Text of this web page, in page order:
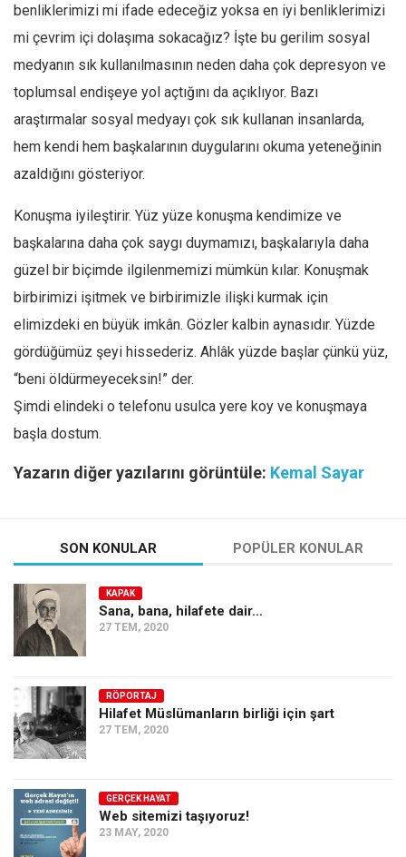
benliklerimizi mi ifade edeceğiz yoksa en iyi benliklerimizi
mi çevrim içi dolaşıma sokacağız? İşte bu gerilim sosyal
medyanın sık kullanılmasının neden daha çok depresyon ve
toplumsal endişeye yol açtığını da açıklıyor. Bazı
araştırmalar sosyal medyayı çok sık kullanan insanlarda,
hem kendi hem başkalarının duygularını okuma yeteneğinin
azaldığını gösteriyor.
Konuşma iyileştirir. Yüz yüze konuşma kendimize ve
başkalarına daha çok saygı duymamızı, başkalarıyla daha
güzel bir biçimde ilgilenmemizi mümkün kılar. Konuşmak
birbirimizi işitmek ve birbirimizle ilişki kurmak için
elimizdeki en büyük imkân. Gözler kalbin aynasıdır. Yüzde
gördüğümüz şeyi hissederiz. Ahlâk yüzde başlar çünkü yüz,
“beni öldürmeyeceksin!” der.
Şimdi elindeki o telefonu usulca yere koy ve konuşmaya
başla dostum.
Yazarın diğer yazılarını görüntüle: Kemal Sayar
SON KONULAR POPÜLER KONULAR
KAPAK
Sana, bana, hilafete dair…
27 TEM, 2020
RÖPORTAJ
Hilafet Müslümanların birliği için şart
27 TEM, 2020
GERÇEK HAYAT
Web sitemizi taşıyoruz!
23 MAY, 2020